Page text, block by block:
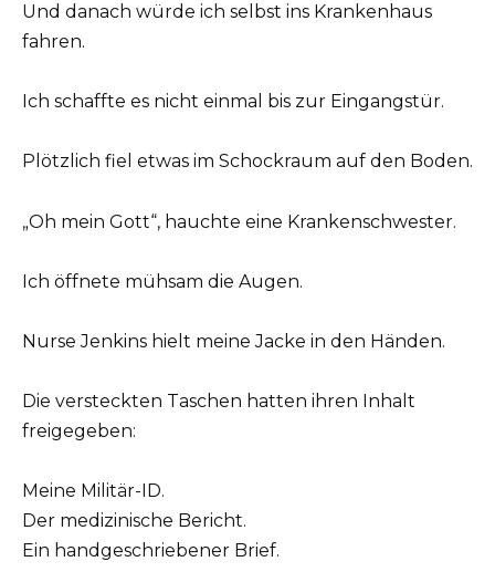
Und danach würde ich selbst ins Krankenhaus
fahren.
Ich schaffte es nicht einmal bis zur Eingangstür.
Plötzlich fiel etwas im Schockraum auf den Boden.
„Oh mein Gott“, hauchte eine Krankenschwester.
Ich öffnete mühsam die Augen.
Nurse Jenkins hielt meine Jacke in den Händen.
Die versteckten Taschen hatten ihren Inhalt
freigegeben:
Meine Militär-ID.
Der medizinische Bericht.
Ein handgeschriebener Brief.